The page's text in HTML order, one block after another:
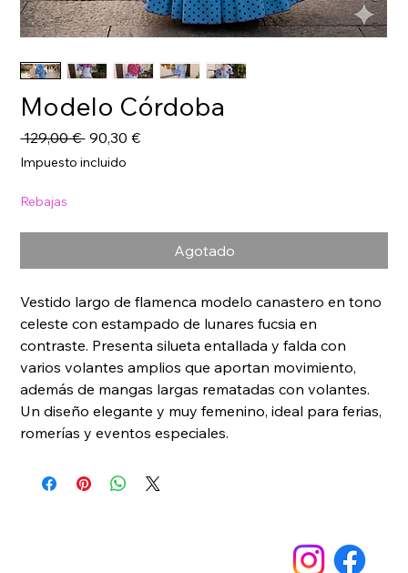
Modelo Córdoba
129,00 € Precio
90,30 €Precio
Impuesto incluido
Rebajas
Agotado
Vestido largo de flamenca modelo canastero en tono
celeste con estampado de lunares fucsia en
contraste. Presenta silueta entallada y falda con
varios volantes amplios que aportan movimiento,
además de mangas largas rematadas con volantes.
Un diseño elegante y muy femenino, ideal para ferias,
romerías y eventos especiales.